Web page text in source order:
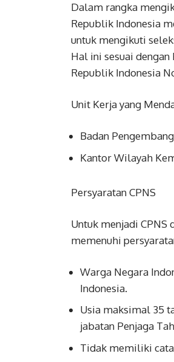
Dalam rangka
Republik Indonesia
untuk mengikuti
Hal ini sesuai
Republik Indonesia
Unit Kerja yang
Badan
Kantor Wilayah
Persyaratan CPNS
Untuk menjadi CPNS
memenuhi
Warga Negara
Indonesia.
Usia maksimal 35
jabatan Penjaga
Tidak memiliki